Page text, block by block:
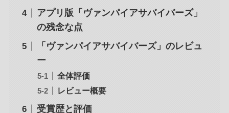
アプリ版「ヴァンパイアサバイバーズ」
の残念な点
「ヴァンパイアサバイバーズ」のレビュ
ー
全体評価
レビュー概要
受賞歴と評価